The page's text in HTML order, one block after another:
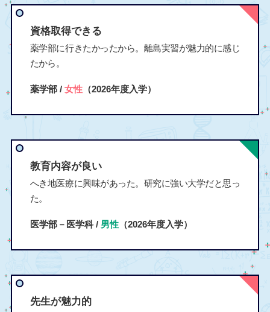
資格取得できる
薬学部に行きたかったから。離島実習が魅力的に感じ
たから。
薬学部 / 女性（2026年度入学）
教育内容が良い
へき地医療に興味があった。研究に強い大学だと思っ
た。
医学部－医学科 / 男性（2026年度入学）
先生が魅力的